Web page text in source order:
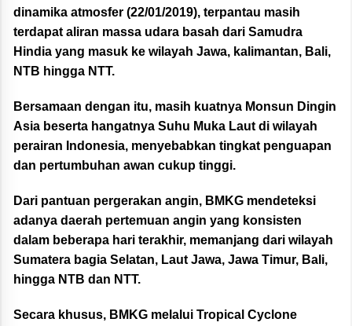
dinamika atmosfer (22/01/2019), terpantau masih
terdapat aliran massa udara basah dari Samudra
Hindia yang masuk ke wilayah Jawa, kalimantan, Bali,
NTB hingga NTT.
Bersamaan dengan itu, masih kuatnya Monsun Dingin
Asia beserta hangatnya Suhu Muka Laut di wilayah
perairan Indonesia, menyebabkan tingkat penguapan
dan pertumbuhan awan cukup tinggi.
Dari pantuan pergerakan angin, BMKG mendeteksi
adanya daerah pertemuan angin yang konsisten
dalam beberapa hari terakhir, memanjang dari wilayah
Sumatera bagia Selatan, Laut Jawa, Jawa Timur, Bali,
hingga NTB dan NTT.
Secara khusus, BMKG melalui Tropical Cyclone